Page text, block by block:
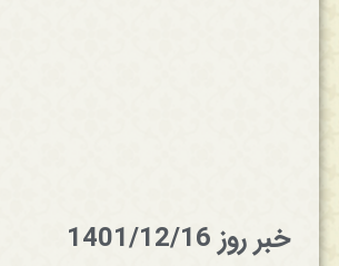
خبر روز 1401/12/16